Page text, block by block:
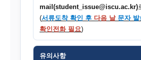
mail(student_issue@iscu.ac.kr)
(서류도착 확인 후 다음 날문자 발
확인전화 필요)
유의사항